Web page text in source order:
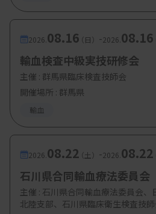
2026. 08.16（日） -2026. 08.16
輸血検査中級実技研修会
主催 : 群馬県臨床検査技師会
開催場所 : 群馬県
輸血
2026. 08.22（土） -2026. 08.22
石川県合同輸血療法委員
主催 : 石川県合同輸血療法委員会、
北陸支部、石川県臨床衛生検査技